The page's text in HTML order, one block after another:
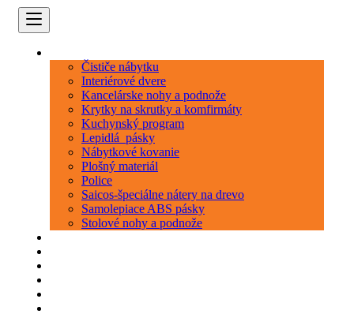
Čističe nábytku
Interiérové dvere
Kancelárske nohy a podnože
Krytky na skrutky a komfirmáty
Kuchynský program
Lepidlá_pásky
Nábytkové kovanie
Plošný materiál
Police
Saicos-špeciálne nátery na drevo
Samolepiace ABS pásky
Stolové nohy a podnože